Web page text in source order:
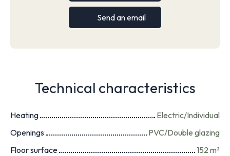
Send an email
Technical characteristics
Heating
Electric/Individual
Openings
PVC/Double glazing
Floor surface
152 m²